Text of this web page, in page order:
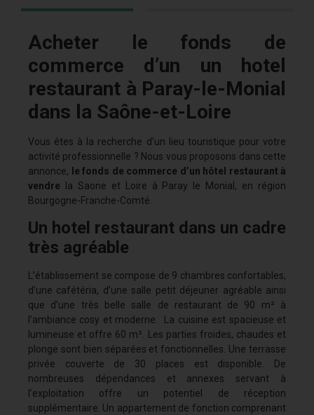
Acheter le fonds de
commerce d’un un hotel
restaurant à Paray-le-Monial
dans la Saône-et-Loire
Vous êtes à la recherche d’un lieu touristique pour votre
activité professionnelle ? Nous vous proposons dans cette
annonce,
le fonds de commerce d’un hôtel restaurant à
vendre
la Saone et Loire à Paray le Monial, en région
Bourgogne-Franche-Comté.
Un hotel restaurant dans un cadre
très agréable
L’établissement se compose de 9 chambres confortables,
d’une cafétéria, d’une salle petit déjeuner agréable ainsi
que d’une très belle salle de restaurant de 90 m² à
l’ambiance cosy et moderne. La cuisine est spacieuse et
lumineuse et offre 60 m². Les parties froides, chaudes et
plonge sont bien séparées et fonctionnelles. Une terrasse
privée couverte de 30 places est disponible. De
nombreuses dépendances et annexes servant à
l’exploitation offre un potentiel de réception
supplémentaire. Un appartement de fonction comprenant